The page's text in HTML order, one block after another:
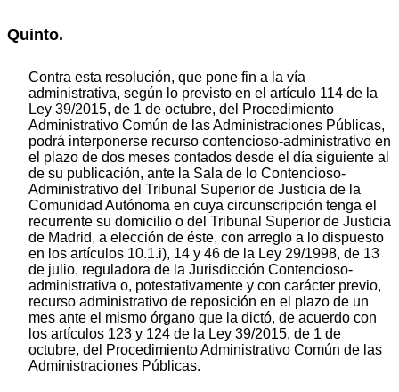
Quinto.
Contra esta resolución, que pone fin a la vía
administrativa, según lo previsto en el artículo 114 de la
Ley 39/2015, de 1 de octubre, del Procedimiento
Administrativo Común de las Administraciones Públicas,
podrá interponerse recurso contencioso-administrativo en
el plazo de dos meses contados desde el día siguiente al
de su publicación, ante la Sala de lo Contencioso-
Administrativo del Tribunal Superior de Justicia de la
Comunidad Autónoma en cuya circunscripción tenga el
recurrente su domicilio o del Tribunal Superior de Justicia
de Madrid, a elección de éste, con arreglo a lo dispuesto
en los artículos 10.1.i), 14 y 46 de la Ley 29/1998, de 13
de julio, reguladora de la Jurisdicción Contencioso-
administrativa o, potestativamente y con carácter previo,
recurso administrativo de reposición en el plazo de un
mes ante el mismo órgano que la dictó, de acuerdo con
los artículos 123 y 124 de la Ley 39/2015, de 1 de
octubre, del Procedimiento Administrativo Común de las
Administraciones Públicas.